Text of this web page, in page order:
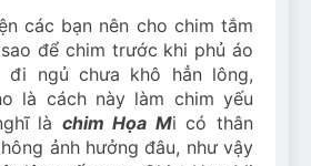
các bạn nên cho chim tắm
để chim trước khi phủ áo
đi ngủ chưa khô hẳn lông,
là cách này làm chim yếu
là chim Họa Mi có thân
ảnh hưởng đâu, như vậy